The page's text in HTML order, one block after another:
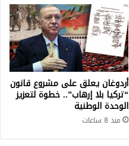
أردوغان يعلق على مشروع قانون
“تركيا بلا إرهاب”.. خطوة لتعزيز
الوحدة الوطنية
منذ 8 ساعات